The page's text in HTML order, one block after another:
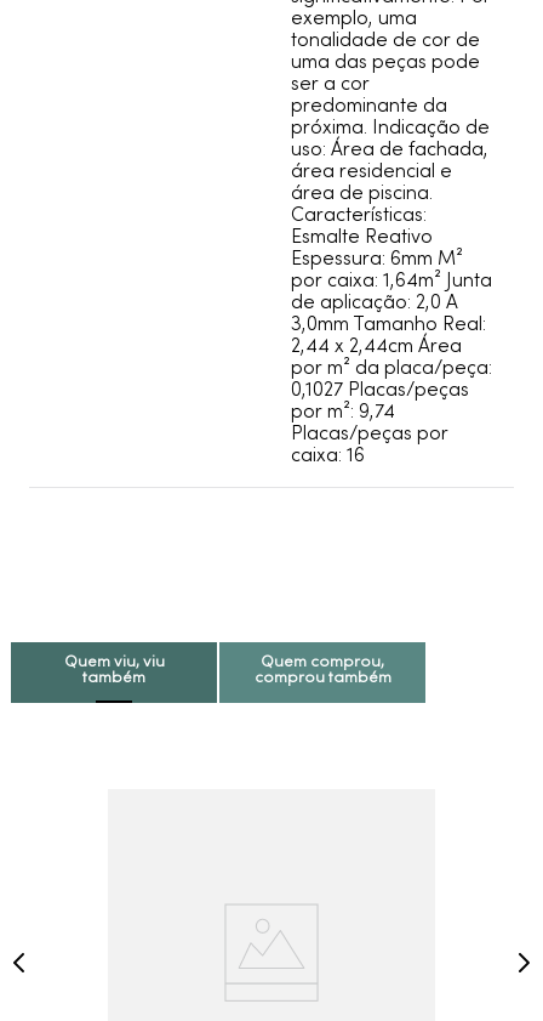
exemplo, uma
tonalidade de cor de
uma das peças pode
ser a cor
predominante da
próxima. Indicação de
uso: Área de fachada,
área residencial e
área de piscina.
Características:
Esmalte Reativo
Espessura: 6mm M²
por caixa: 1,64m² Junta
de aplicação: 2,0 A
3,0mm Tamanho Real:
2,44 x 2,44cm Área
por m² da placa/peça:
0,1027 Placas/peças
por m²: 9,74
Placas/peças por
caixa: 16
Quem viu, viu
também
Quem comprou,
comprou também